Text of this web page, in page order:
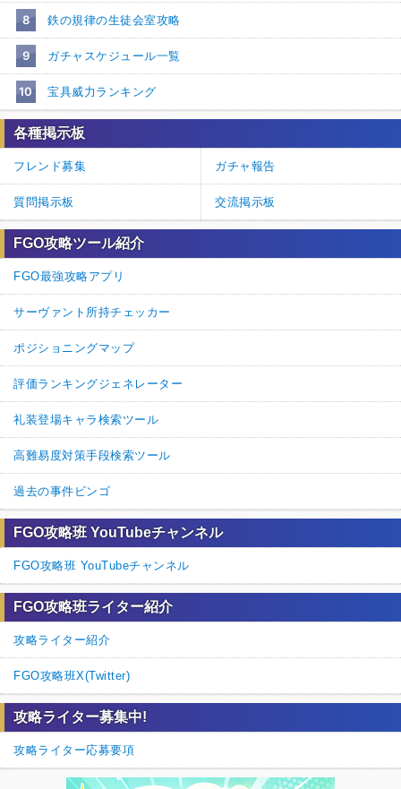
8 鉄の規律の生徒会室攻略
9 ガチャスケジュール一覧
10 宝具威力ランキング
各種掲示板
フレンド募集 ガチャ報告
質問掲示板 交流掲示板
FGO攻略ツール紹介
FGO最強攻略アプリ
サーヴァント所持チェッカー
ポジショニングマップ
評価ランキングジェネレーター
礼装登場キャラ検索ツール
高難易度対策手段検索ツール
過去の事件ビンゴ
FGO攻略班 YouTubeチャンネル
FGO攻略班 YouTubeチャンネル
FGO攻略班ライター紹介
攻略ライター紹介
FGO攻略班X(Twitter)
攻略ライター募集中!
攻略ライター応募要項